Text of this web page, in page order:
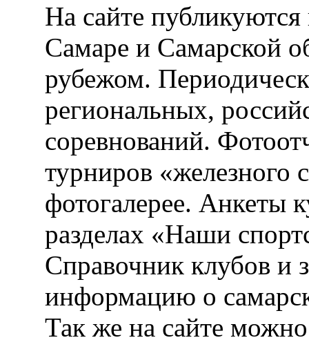
На сайте публикуются
Самаре и Самарской
рубежом.
региональных,
соревнований.
турниров «железного
фотогалерее. Анкеты
разделах «Наши
Справочник клубов и
информацию о
Так же на сайте